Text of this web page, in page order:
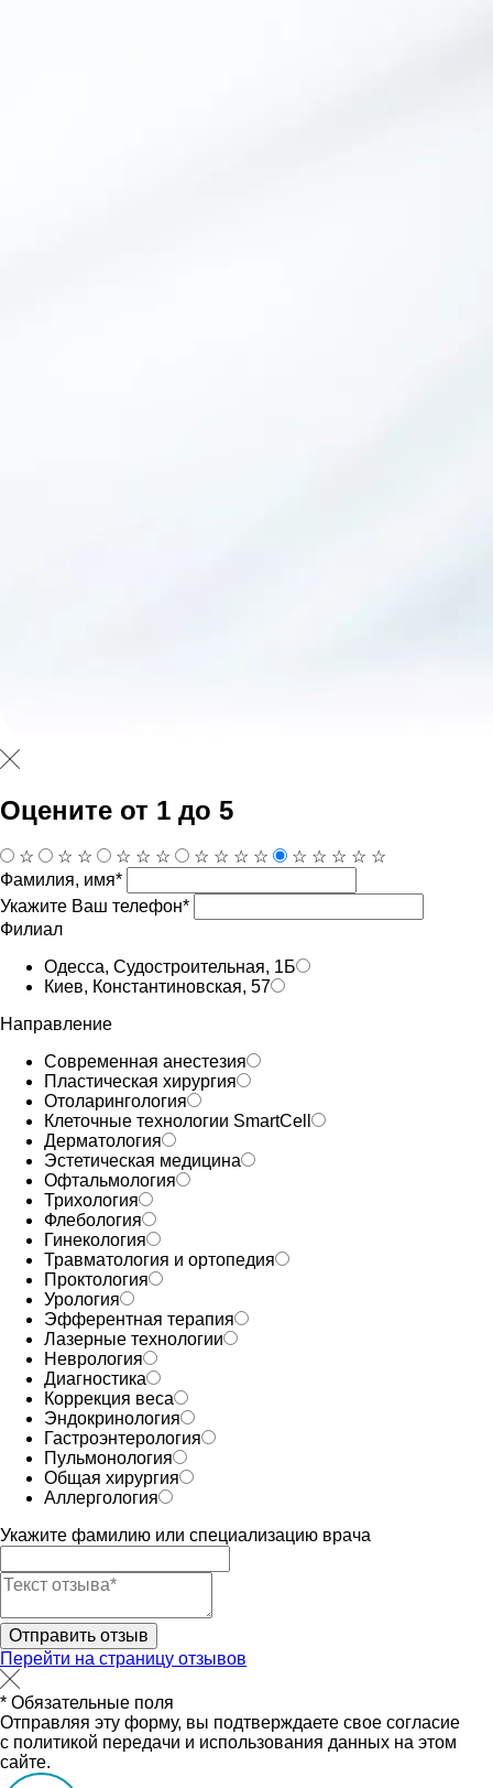
Оцените от 1 до 5
☆ ☆ ☆ ☆ ☆ ☆ ☆ ☆ ☆ ☆ ☆ ☆ ☆ ☆ ☆
Фамилия, имя*
Укажите Ваш телефон*
Филиал
Одесса, Судостроительная, 1Б
Киев, Константиновская, 57
Направление
Современная анестезия
Пластическая хирургия
Отоларингология
Клеточные технологии SmartCell
Дерматология
Эстетическая медицина
Офтальмология
Трихология
Флебология
Гинекология
Травматология и ортопедия
Проктология
Урология
Эфферентная терапия
Лазерные технологии
Неврология
Диагностика
Коррекция веса
Эндокринология
Гастроэнтерология
Пульмонология
Общая хирургия
Аллергология
Укажите фамилию или специализацию врача
Отправить отзыв
Перейти на страницу отзывов
* Обязательные поля
Отправляя эту форму, вы подтверждаете свое согласие
с политикой передачи и использования данных на этом
сайте.